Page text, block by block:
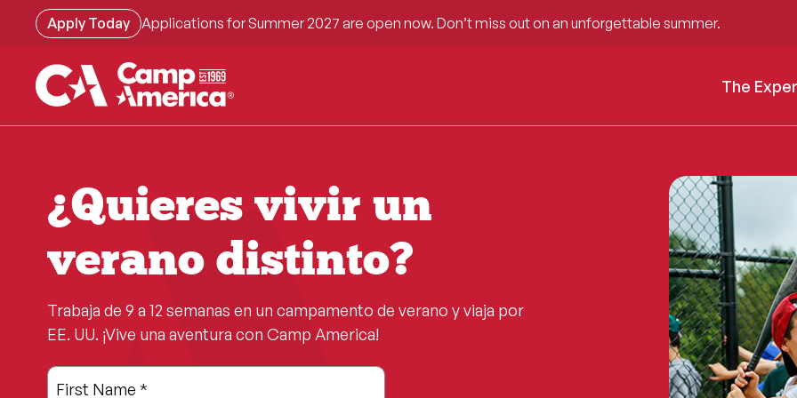
content
Apply Today Applications for Summer 2027 are open now. Don’t miss out on an unforgettable summer.
The
¿Quieres vivir un
verano distinto?
Trabaja de 9 a 12 semanas en un campamento de verano y viaja por
EE. UU. ¡Vive una aventura con Camp America!
Leave
Freeform
First Name *